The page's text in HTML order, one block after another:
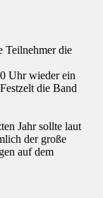
Teilnehmer die
Uhr wieder ein
die Band
Jahr sollte laut
der große
auf dem